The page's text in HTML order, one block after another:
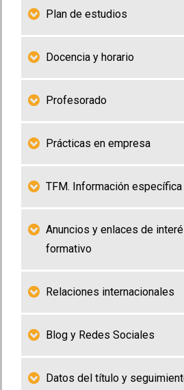
Plan de estudios
Docencia y horario
Profesorado
Prácticas en empresa
TFM. Información específica
Anuncios y enlaces de
formativo
Relaciones internacionales
Blog y Redes Sociales
Datos del título y